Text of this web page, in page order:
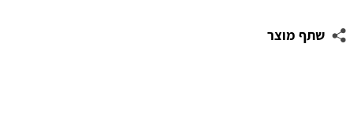
שתף מוצר